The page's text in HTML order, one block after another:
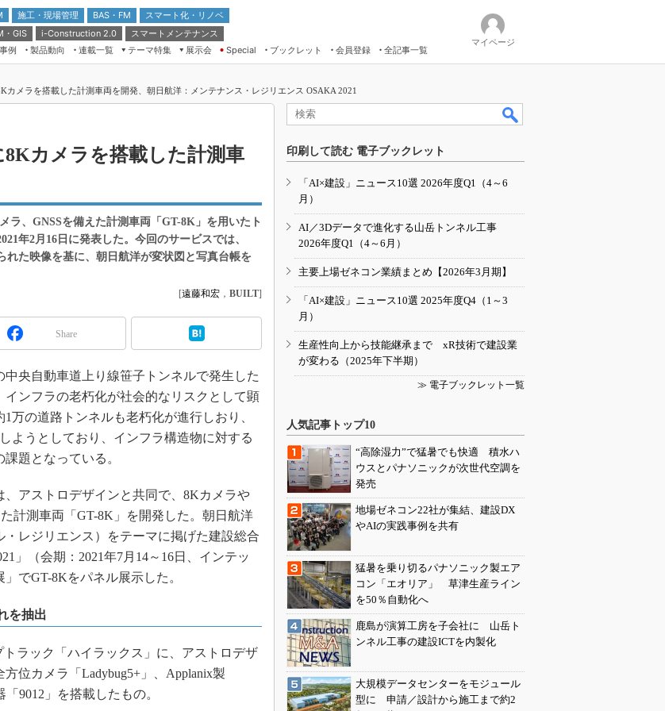
施工・現場管理 BAS・FM
スマート化・リノベ
・GIS i-Construction 2.0
スマートメンテナンス
例 製品動向 連載一覧
テーマ特集
もたらす建設業界の“ゲー
” Ver.2.0
時代のスマートビル
展示会
第8回 国際 建設・測量展
築・土木・不動産の先端技術展－
メンテナンス・レジリエンスOSAKA
日本 ものづくりワールド 2020
メンテナンス・レジリエンスTOKYO
Special ブックレット 会員登録 全記事一覧
マイページ
カメラを搭載した計測車両を開発、朝日航洋：メンテナンス・レジリエンス OSAKA 2021
8Kカメラを搭載した計測車
ラ、GNSSを備えた計測車両「GT-8K」を用いたト
年2月16日に発表した。今回のサービスでは、
た映像を基に、朝日航洋が変状図と写真台帳を
[遠藤和宏 ， BUILT]
Share
央自動車道上り線笹子トンネルで発生した
ンフラの老朽化が社会的なリスクとして顕
万の道路トンネルも老朽化が進行しおり、
ようとしており、インフラ構造物に対する
題となっている。
アストロデザインと共同で、8Kカメラや
計測車両「GT-8K」を開発した。朝日航洋
レジリエンス）をテーマに掲げた建設総合
」（会期：2021年7月14～16日、インテッ
でGT-8Kをパネル展示した。
を抽出
ラック「ハイラックス」に、アストロデザ
位カメラ「Ladybug5+」、Applanix製
9012」を搭載したもの。
印刷して読む 電子ブックレット
「AI×建設」ニュース10選 2026年度Q1（4～6
月）
AI／3Dデータで進化する山岳トンネル工事
2026年度Q1（4～6月）
主要上場ゼネコン業績まとめ【2026年3月期】
「AI×建設」ニュース10選 2025年度Q4（1～3
月）
生産性向上から技能継承まで xR技術で建設業
が変わる（2025年下半期）
≫ 電子ブックレット一覧
人気記事トップ10
“高除湿力”で猛暑でも快適 積水ハ
ウスとパナソニックが次世代空調を
発売
地場ゼネコン22社が集結、建設DX
やAIの実践事例を共有
猛暑を乗り切るパナソニック製エア
コン「エオリア」 草津生産ライン
を50％自動化へ
鹿島が演算工房を子会社に 山岳ト
ンネル工事の建設ICTを内製化
大規模データセンターをモジュール
型に 申請／設計から施工まで約2